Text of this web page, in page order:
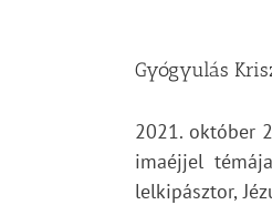
Gyógyulás
2021. október
imaéjjel
lelkipásztor,